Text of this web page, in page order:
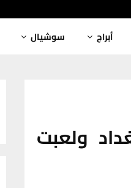
أبراج سوشيال
ولعبت